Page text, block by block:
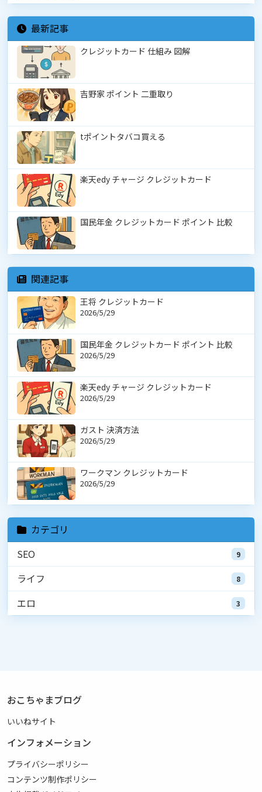
最新記事
クレジットカード 仕組み 図解
吉野家 ポイント 二重取り
tポイントタバコ買える
楽天edy チャージ クレジットカード
国民年金 クレジットカード ポイント 比較
関連記事
王将 クレジットカード
2026/5/29
国民年金 クレジットカード ポイント 比較
2026/5/29
楽天edy チャージ クレジットカード
2026/5/29
ガスト 決済方法
2026/5/29
ワークマン クレジットカード
2026/5/29
カテゴリ
SEO
9
ライフ 8
エロ 3
おこちゃまブログ
いいねサイト
インフォメーション
プライバシーポリシー
コンテンツ制作ポリシー